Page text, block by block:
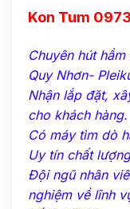
Kon Tum
Chuyên hút
Quy Nhơn-
Nhận lắp đặt,
cho khách hàng.
Có máy tìm dò
Uy tín chất
Đội ngũ nhân
nghiệm về lĩnh